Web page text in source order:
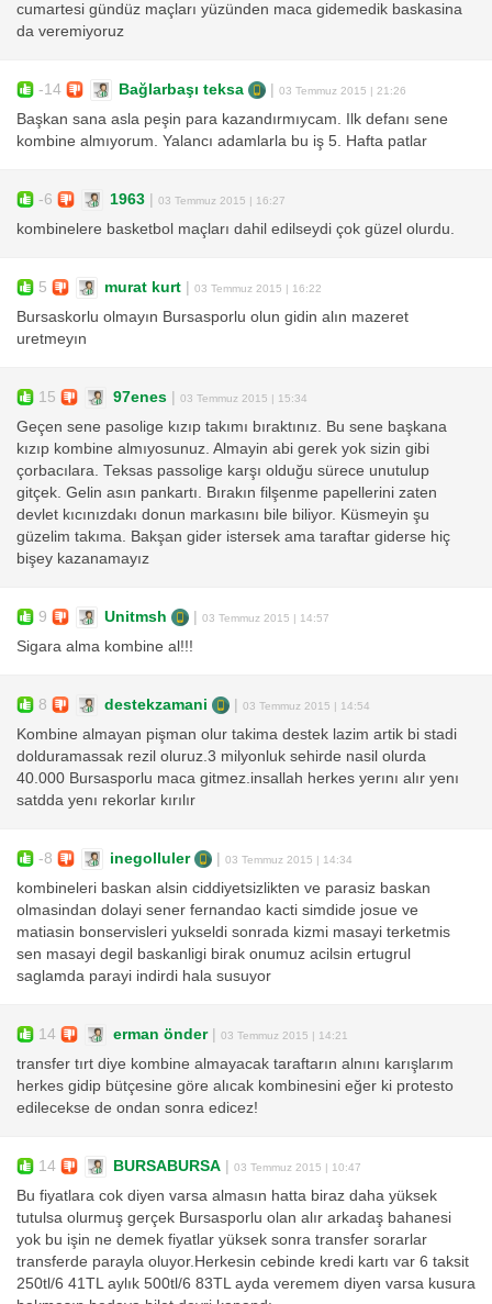
cumartesi gündüz maçları yüzünden maca gidemedik baskasina
da veremiyoruz
-14 Bağlarbaşı teksa 03 Temmuz 2015 | 21:26
Başkan sana asla peşin para kazandırmıycam. Ilk defanı sene
kombine almıyorum. Yalancı adamlarla bu iş 5. Hafta patlar
-6 1963 03 Temmuz 2015 | 16:27
kombinelere basketbol maçları dahil edilseydi çok güzel olurdu.
5 murat kurt 03 Temmuz 2015 | 16:22
Bursaskorlu olmayın Bursasporlu olun gidin alın mazeret
uretmeyın
15 97enes 03 Temmuz 2015 | 15:34
Geçen sene pasolige kızıp takımı bıraktınız. Bu sene başkana
kızıp kombine almıyosunuz. Almayin abi gerek yok sizin gibi
çorbacılara. Teksas passolige karşı olduğu sürece unutulup
gitçek. Gelin asın pankartı. Bırakın filşenme papellerini zaten
devlet kıcınızdakı donun markasını bile biliyor. Küsmeyin şu
güzelim takıma. Bakşan gider istersek ama taraftar giderse hiç
bişey kazanamayız
9 Unitmsh 03 Temmuz 2015 | 14:57
Sigara alma kombine al!!!
8 destekzamani 03 Temmuz 2015 | 14:54
Kombine almayan pişman olur takima destek lazim artik bi stadi
dolduramassak rezil oluruz.3 milyonluk sehirde nasil olurda
40.000 Bursasporlu maca gitmez.insallah herkes yerını alır yenı
satdda yenı rekorlar kırılır
-8 inegolluler 03 Temmuz 2015 | 14:34
kombineleri baskan alsin ciddiyetsizlikten ve parasiz baskan
olmasindan dolayi sener fernandao kacti simdide josue ve
matiasin bonservisleri yukseldi sonrada kizmi masayi terketmis
sen masayi degil baskanligi birak onumuz acilsin ertugrul
saglamda parayi indirdi hala susuyor
14 erman önder| 03 Temmuz 2015 | 14:21
transfer tırt diye kombine almayacak taraftarın alnını karışlarım
herkes gidip bütçesine göre alıcak kombinesini eğer ki protesto
edilecekse de ondan sonra edicez!
14 BURSABURSA 03 Temmuz 2015 | 10:47
Bu fiyatlara cok diyen varsa almasın hatta biraz daha yüksek
tutulsa olurmuş gerçek Bursasporlu olan alır arkadaş bahanesi
yok bu işin ne demek fiyatlar yüksek sonra transfer sorarlar
transferde parayla oluyor.Herkesin cebinde kredi kartı var 6 taksit
250tl/6 41TL aylık 500tl/6 83TL ayda veremem diyen varsa kusura